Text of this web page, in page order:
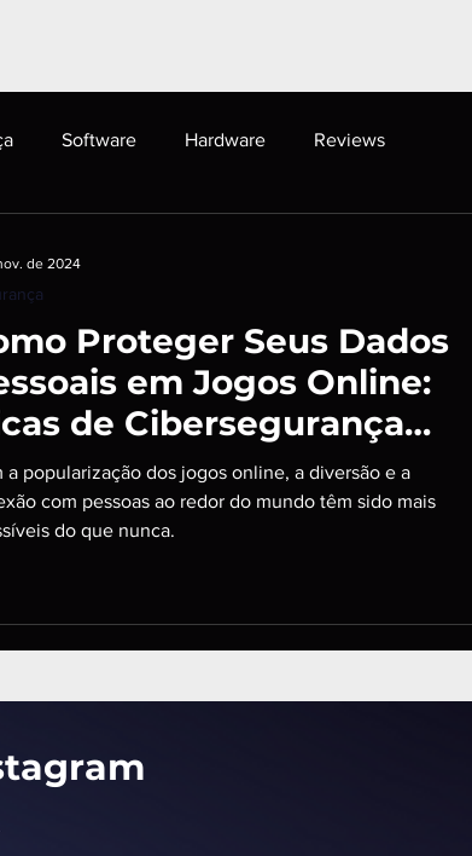
Software Hardware Reviews
Proteger Seus Dados
em Jogos Online:
de Cibersegurança
Gamers
a popularização dos jogos online, a diversão e a
com pessoas ao redor do mundo têm sido mais
do que nunca.
de 2024
gram